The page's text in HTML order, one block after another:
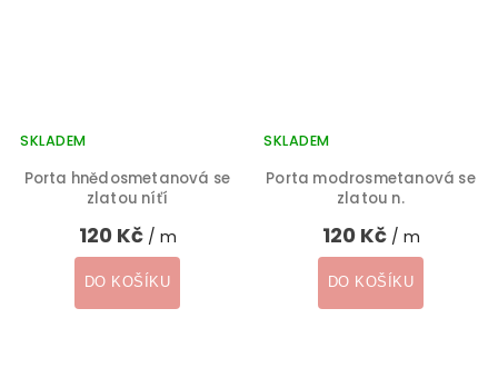
Porta hnědosmetanová se
zlatou níťí
SKLADEM
120 Kč / m
DO KOŠÍKU
Porta modrosmetanová se
zlatou n.
SKLADEM
120 Kč / m
DO KOŠÍKU